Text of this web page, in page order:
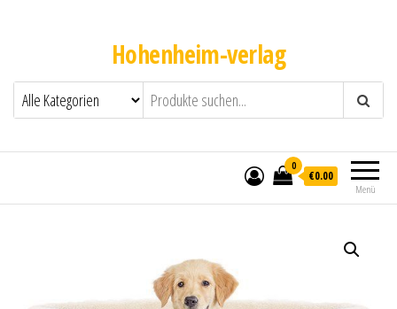
Hohenheim-verlag
Menü
0
€0.00